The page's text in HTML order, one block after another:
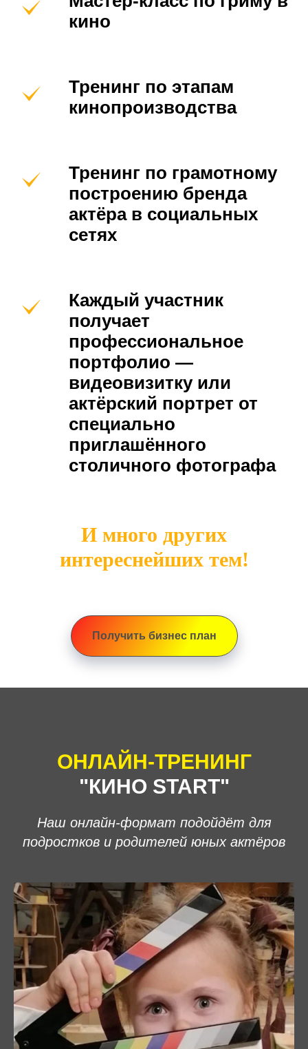
кино
Тренинг по этапам
кинопроизводства
Тренинг по грамотному
построению бренда
актёра в социальных
сетях
Каждый участник
получает
профессиональное
портфолио —
видеовизитку или
актёрский портрет от
специально
приглашённого
столичного фотографа
И много других
интереснейших тем!
Получить бизнес план
ОНЛАЙН-ТРЕНИНГ
"КИНО START"
Наш онлайн-формат подойдёт для
подростков и родителей юных актёров